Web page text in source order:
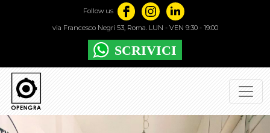
Follow us
via Francesco Negri 53, Roma. LUN - VEN 9:30 - 19:00